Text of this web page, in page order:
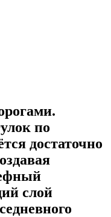
по
достаточно
слой